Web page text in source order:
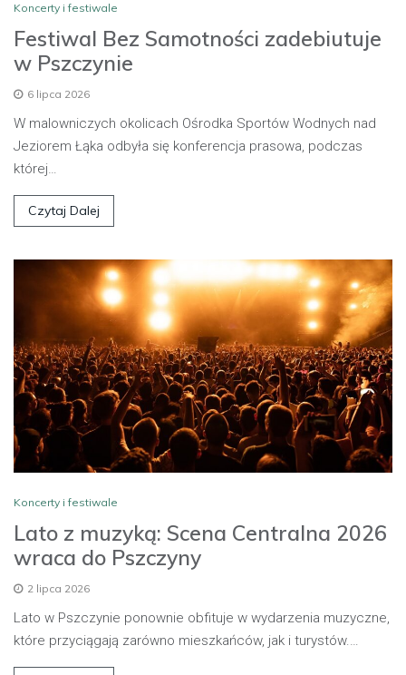
Koncerty i festiwale
Festiwal Bez Samotności zadebiutuje
w Pszczynie
6 lipca 2026
W malowniczych okolicach Ośrodka Sportów Wodnych nad
Jeziorem Łąka odbyła się konferencja prasowa, podczas
której…
Czytaj Dalej
Koncerty i festiwale
Lato z muzyką: Scena Centralna 2026
wraca do Pszczyny
2 lipca 2026
Lato w Pszczynie ponownie obfituje w wydarzenia muzyczne,
które przyciągają zarówno mieszkańców, jak i turystów.…